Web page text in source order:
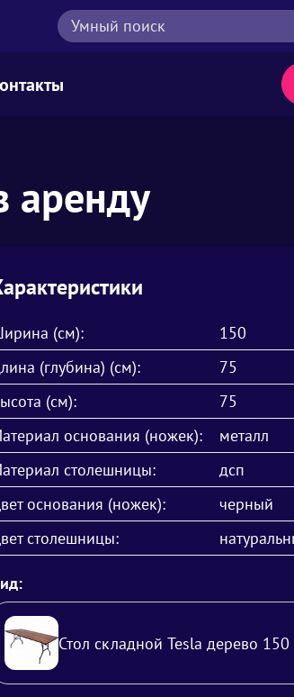
Умный поиск
аренду
(см):
150
(глубина) (см):
75
(см):
75
основания (ножек):
металл
столешницы:
дсп
основания (ножек):
черный
столешницы:
Стол складной Tesla дерево 150